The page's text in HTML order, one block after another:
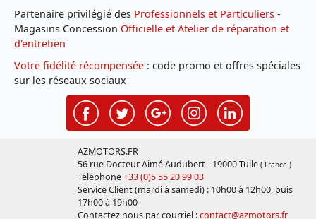
Partenaire privilégié des Professionnels et Particuliers -
Magasins Concession Officielle et Atelier de réparation et
d'entretien
Votre fidélité récompensée : code promo et offres spéciales
sur les réseaux sociaux
AZMOTORS.FR
56 rue Docteur Aimé Audubert - 19000 Tulle ( France )
Téléphone+33 (0)5 55 20 99 03
Service Client (mardi à samedi) : 10h00 à 12h00, puis
17h00 à 19h00
Contactez nous par courriel :contact@azmotors.fr